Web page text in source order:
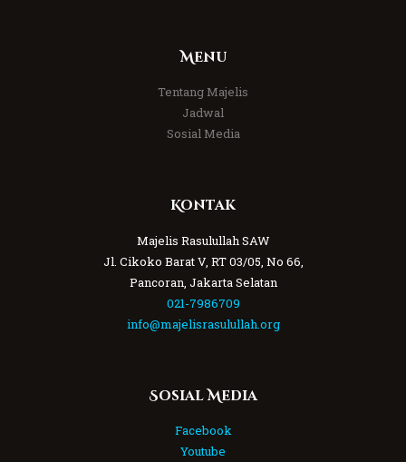
Menu
Tentang Majelis
Jadwal
Sosial Media
Kontak
Majelis Rasulullah SAW
Jl. Cikoko Barat V, RT 03/05, No 66,
Pancoran, Jakarta Selatan
021-7986709
info@majelisrasulullah.org
Sosial Media
Facebook
Youtube